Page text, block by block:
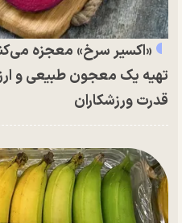
«اکسیر سرخ» معجزه
تهیه یک معجون طبیعی و
قدرت ورزشکاران